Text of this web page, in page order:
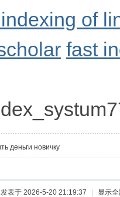
of
fast
деньги новичку
发表于 2026-5-20 21:19:37 显示